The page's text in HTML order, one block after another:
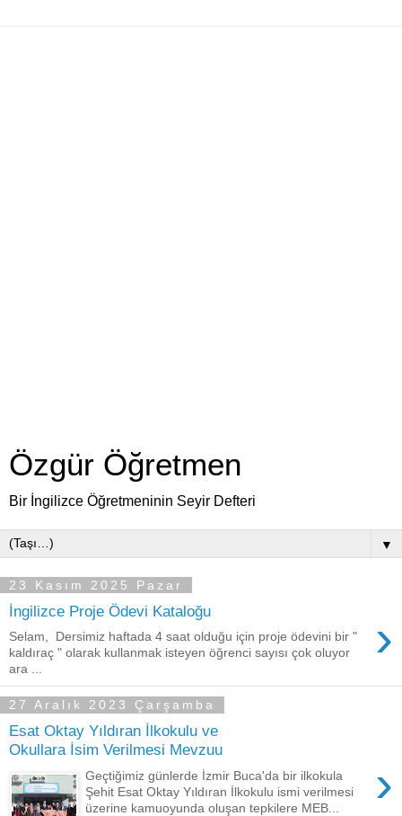
Özgür Öğretmen
Bir İngilizce Öğretmeninin Seyir Defteri
▼
23 Kasım 2025 Pazar
İngilizce Proje Ödevi Kataloğu ›
Selam, Dersimiz haftada 4 saat olduğu için proje ödevini bir "
kaldıraç " olarak kullanmak isteyen öğrenci sayısı çok oluyor
ara ...
27 Aralık 2023 Çarşamba
Esat Oktay Yıldıran İlkokulu ve
Okullara İsim Verilmesi Mevzuu
›
Geçtiğimiz günlerde İzmir Buca'da bir ilkokula
Şehit Esat Oktay Yıldıran İlkokulu ismi verilmesi
üzerine kamuoyunda oluşan tepkilere MEB...